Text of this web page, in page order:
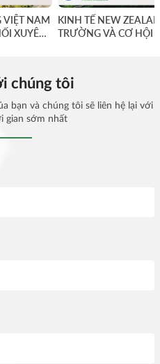
VIỆT NAM
XUYÊN
KINH TẾ NEW
TRƯỜNG VÀ CƠ HỘI
chúng tôi
bạn và chúng tôi sẽ liên hệ lại với
gian sớm nhất